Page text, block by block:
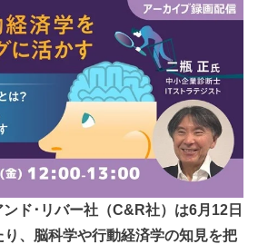
ド･リバー社（C&R社）は6月12日
り、脳科学や行動経済学の知見を把